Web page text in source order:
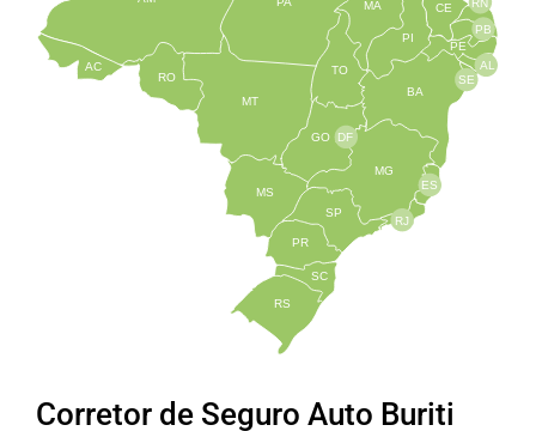
TO
BA
SE
PE
AL
RN
CE
PI
MA
AC
RO
MT
MS
GO
PR
SC
RS
SP
MG
RJ
ES
DF
PB
Corretor de Seguro Auto Buriti